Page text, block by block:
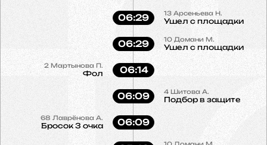
13 Арсеньева Н.
Ушел с площадки
06:29
10 Домани М.
Ушел с площадки
06:29
2 Мартынова П.
Фол 06:14
4 Шитова А.
Подбор в защите
06:09
68 Лаврёнова А.
Бросок 3 очка 06:09